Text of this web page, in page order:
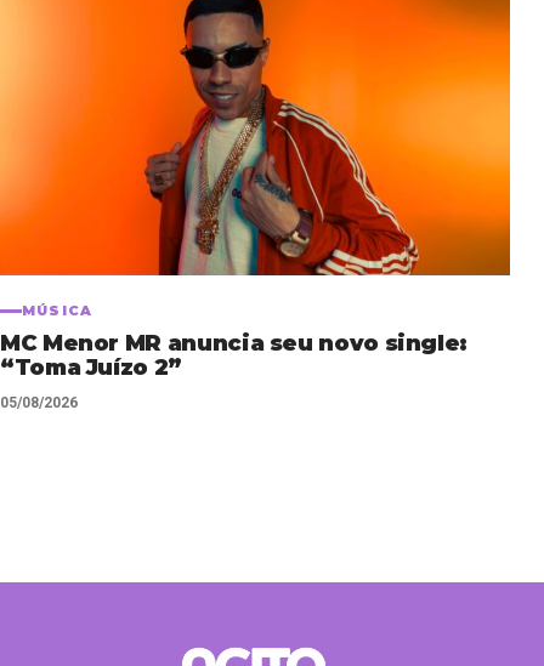
MÚSICA
MC Menor MR anuncia seu novo single:
“Toma Juízo 2”
05/08/2026